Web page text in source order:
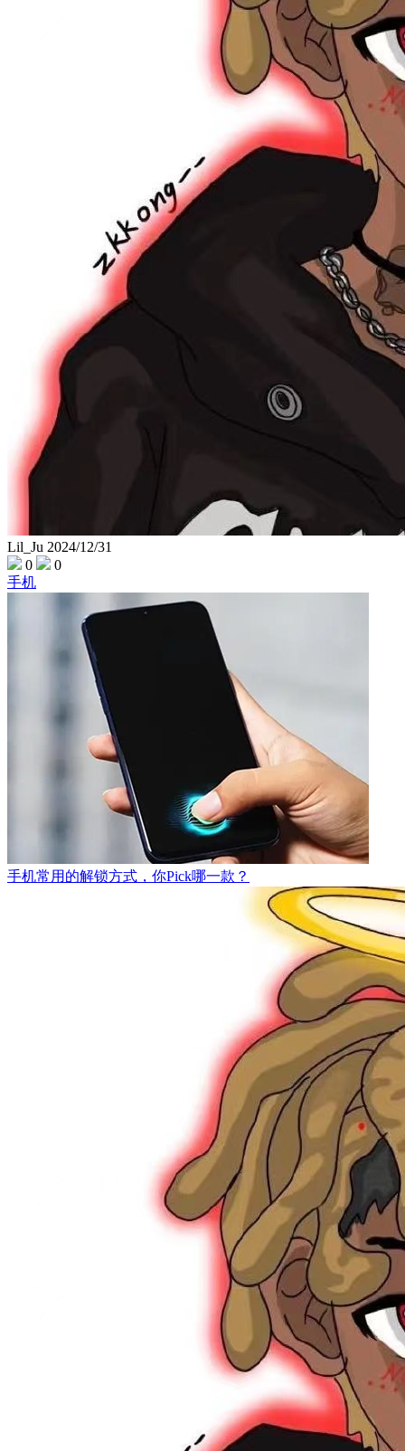
Lil_Ju 2024/12/31
0
0
手机
手机常用的解锁方式，你Pick哪一款？